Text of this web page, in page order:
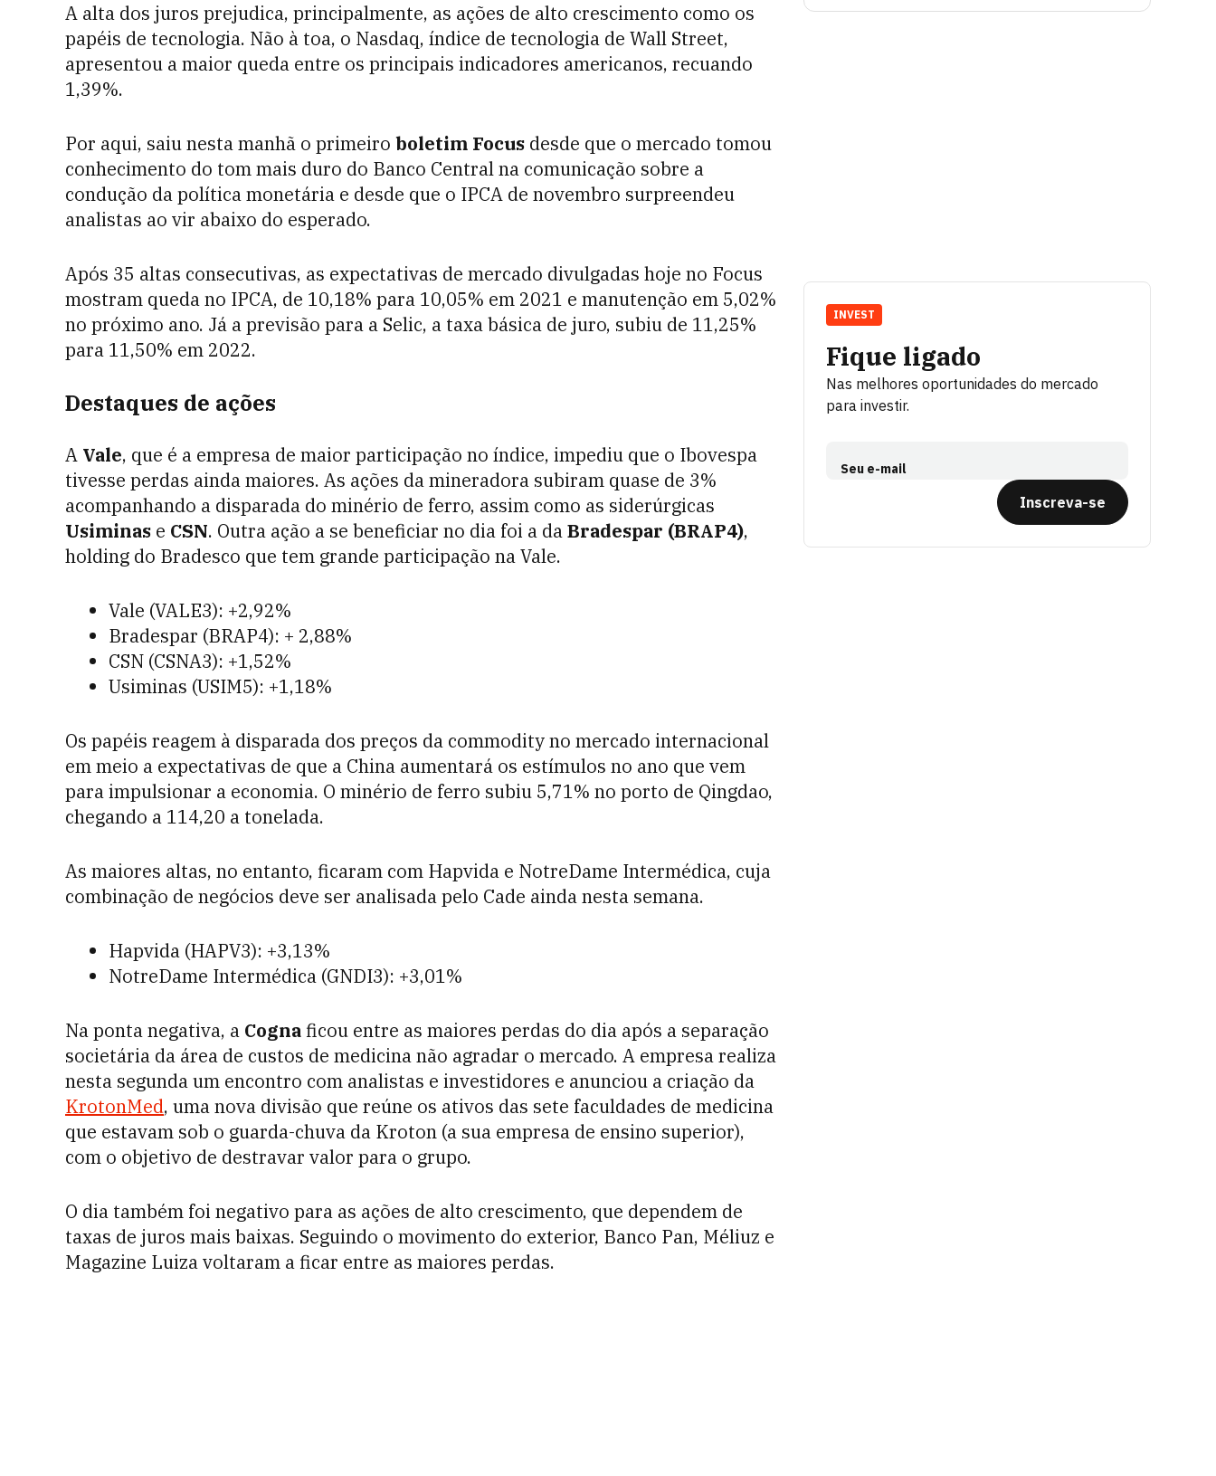
A alta dos juros prejudica, principalmente, as ações de alto crescimento como os
papéis de tecnologia. Não à toa, o Nasdaq, índice de tecnologia de Wall Street,
apresentou a maior queda entre os principais indicadores americanos, recuando
1,39%.
Por aqui, saiu nesta manhã o primeiro boletim Focus desde que o mercado tomou
conhecimento do tom mais duro do Banco Central na comunicação sobre a
condução da política monetária e desde que o IPCA de novembro surpreendeu
analistas ao vir abaixo do esperado.
Após 35 altas consecutivas, as expectativas de mercado divulgadas hoje no Focus
mostram queda no IPCA, de 10,18% para 10,05% em 2021 e manutenção em 5,02%
no próximo ano. Já a previsão para a Selic, a taxa básica de juro, subiu de 11,25%
para 11,50% em 2022.
Destaques de ações
A Vale, que é a empresa de maior participação no índice, impediu que o Ibovespa
tivesse perdas ainda maiores. As ações da mineradora subiram quase de 3%
acompanhando a disparada do minério de ferro, assim como as siderúrgicas
Usiminas e CSN. Outra ação a se beneficiar no dia foi a daBradespar (BRAP4),
holding do Bradesco que tem grande participação na Vale.
Vale (VALE3): +2,92%
Bradespar (BRAP4): + 2,88%
CSN (CSNA3): +1,52%
Usiminas (USIM5): +1,18%
Os papéis reagem à disparada dos preços da commodity no mercado internacional
em meio a expectativas de que a China aumentará os estímulos no ano que vem
para impulsionar a economia. O minério de ferro subiu 5,71% no porto de Qingdao,
chegando a 114,20 a tonelada.
As maiores altas, no entanto, ficaram com Hapvida e NotreDame Intermédica, cuja
combinação de negócios deve ser analisada pelo Cade ainda nesta semana.
Hapvida (HAPV3): +3,13%
NotreDame Intermédica (GNDI3): +3,01%
Na ponta negativa, a Cogna ficou entre as maiores perdas do dia após a separação
societária da área de custos de medicina não agradar o mercado. A empresa realiza
nesta segunda um encontro com analistas e investidores e anunciou a criação da
KrotonMed, uma nova divisão que reúne os ativos das sete faculdades de medicina
que estavam sob o guarda-chuva da Kroton (a sua empresa de ensino superior),
com o objetivo de destravar valor para o grupo.
O dia também foi negativo para as ações de alto crescimento, que dependem de
taxas de juros mais baixas. Seguindo o movimento do exterior, Banco Pan, Méliuz e
Magazine Luiza voltaram a ficar entre as maiores perdas.
Fique ligado
Nas melhores oportunidades do mercado
para investir.
Seu e-mail
Inscreva-se
INVEST